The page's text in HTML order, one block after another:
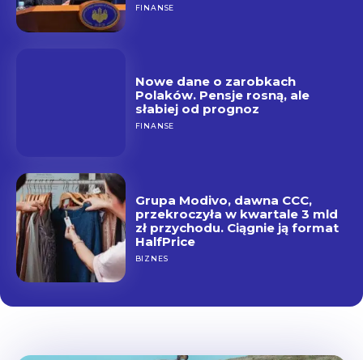
FINANSE
Nowe dane o zarobkach
Polaków. Pensje rosną, ale
słabiej od prognoz
FINANSE
Grupa Modivo, dawna CCC,
przekroczyła w kwartale 3 mld
zł przychodu. Ciągnie ją format
HalfPrice
BIZNES